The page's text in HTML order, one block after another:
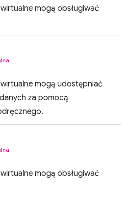
mogą obsługiwać
mogą udostępniać
za pomocą
mogą obsługiwać